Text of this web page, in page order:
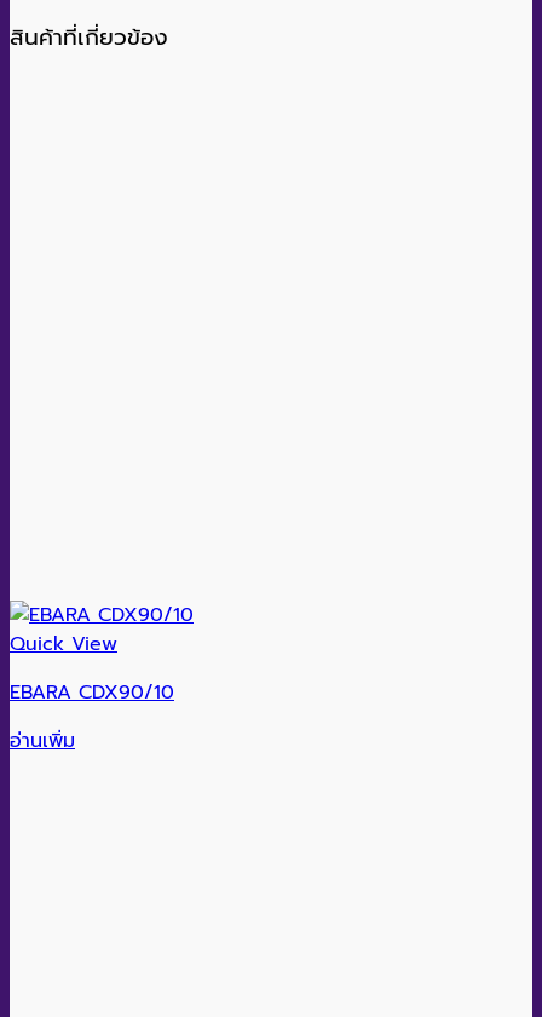
สินค้าที่เกี่ยวข้อง
Quick View
EBARA CDX90/10
อ่านเพิ่ม